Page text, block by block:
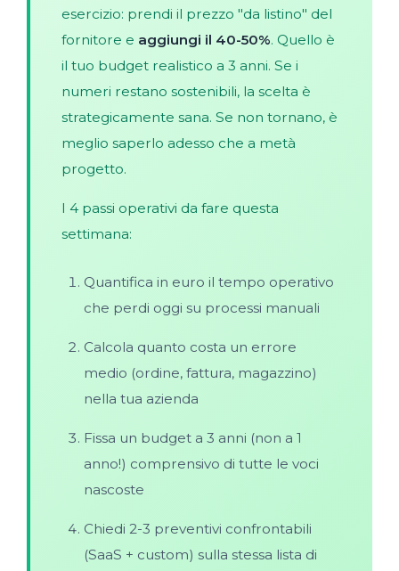
esercizio: prendi il prezzo "da listino" del
fornitore e aggiungi il 40-50%. Quello è
il tuo budget realistico a 3 anni. Se i
numeri restano sostenibili, la scelta è
strategicamente sana. Se non tornano, è
meglio saperlo adesso che a metà
progetto.
I 4 passi operativi da fare questa
settimana:
Quantifica in euro il tempo operativo
che perdi oggi su processi manuali
Calcola quanto costa un errore
medio (ordine, fattura, magazzino)
nella tua azienda
Fissa un budget a 3 anni (non a 1
anno!) comprensivo di tutte le voci
nascoste
Chiedi 2-3 preventivi confrontabili
(SaaS + custom) sulla stessa lista di